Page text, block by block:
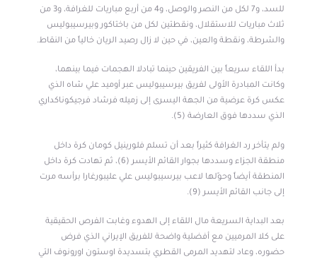
للسد، و7 لكل من النصر والوصل، و4 من أربع مباريات للغرافة، و3 من
ثلاث مباريات للاستقلال، ونقطتين لكل من باختاكور وبيرسيبوليس
والشرطة، ونقطة والعين، في حين لا زال رصيد الريان خالياً من النقاط.
بدأ اللقاء سريعاً بين الفريقين حينما تبادلا الهجمات فيما بينهما،
وكانت المبادرة الأولى لفريق بيرسيبوليس عبر أوميد علي شاه الذي
عكس كرة عرضية من الجهة اليسرى إلى زميله فرشاد فرجيكوناكداري
الذي سددها فوق العارضة (5).
ولم يتأخر رد الغرافة كثيراً بعد أن تسلم فلورينيل كومان كرة داخل
منطقة الجزاء وسددها بجوار القائم الأيسر (6)، ثم تهادت كرة داخل
المنطقة أيضاً وحوّلها لاعب بيرسيبوليس علي عليبورغارا برأسه مرت
إلى جانب القائم الأيسر (9).
بعد البداية السريعة مال اللقاء إلى الهدوء وغابت الفرص الحقيقية
على كلا المرميين مع أفضلية واضحة للفريق الإيراني الذي فرض
حضوره، وعاد لتهديد المرمى القطري بتسديدة اوستون اورونوف التي